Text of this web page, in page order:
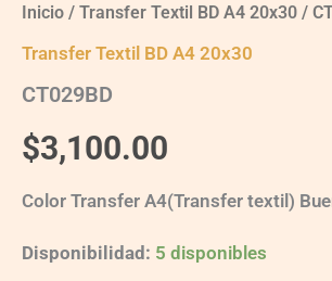
Inicio / Transfer Textil BD A4 20x30 /
Transfer Textil BD A4 20x30
CT029BD
$3,100.00
Color Transfer A4(Transfer textil)
Disponibilidad: 5 disponibles